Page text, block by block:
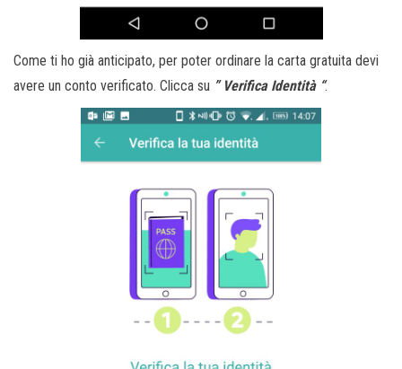
Come ti ho già anticipato, per poter ordinare la carta gratuita devi
avere un conto verificato. Clicca su ” Verifica Identità “.